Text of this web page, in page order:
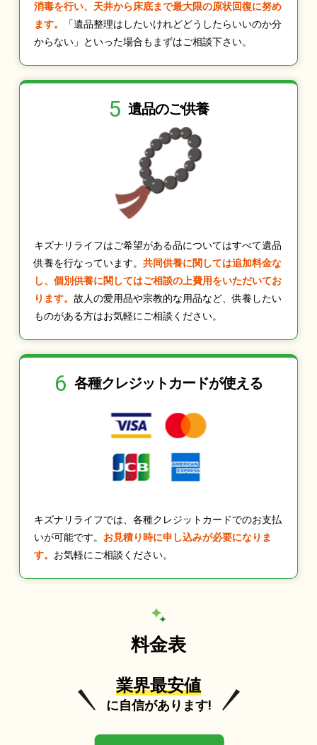
消毒を行い、天井から床底まで最大限の原状回復に努め
ます。
「遺品整理はしたいけれどどうしたらいいのか分
からない」といった場合もまずはご相談下さい。
5 遺品のご供養
キズナリライフはご希望がある品についてはすべて遺品
供養を行なっています。 共同供養に関しては追加料金な
し、個別供養に関してはご相談の上費用をいただいてお
ります。 故人の愛用品や宗教的な用品など、供養したい
ものがある方はお気軽にご相談ください。
6 各種クレジットカードが使える
キズナリライフでは、各種クレジットカードでのお支払
いが可能です。 お見積り時に申し込みが必要になりま
す。 お気軽にご相談ください。
料金表
業界最安値
に自信があります!